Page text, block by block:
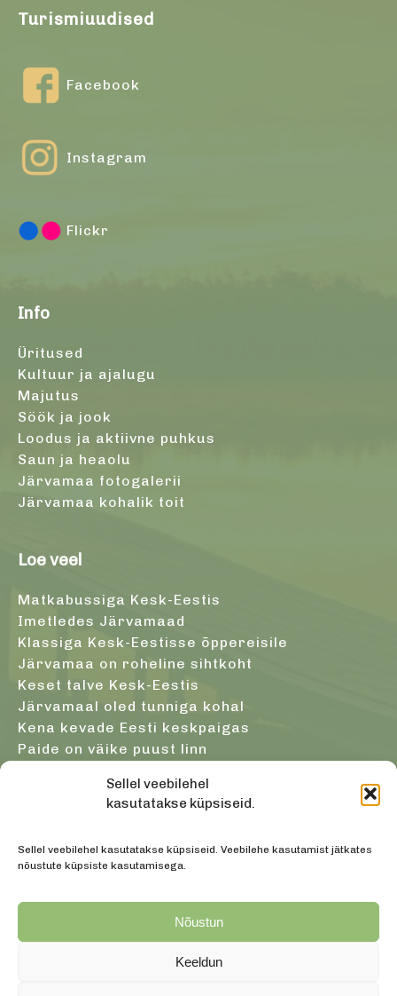
Sellel veebilehel
kasutatakse küpsiseid.
Sellel veebilehel kasutatakse küpsiseid. Veebilehe kasutamist jätkates
nõustute küpsiste kasutamisega.
Nõustun
Keeldun
Turismiuudised
Facebook
Instagram
Flickr
Info
Üritused
Kultuur ja ajalugu
Majutus
Söök ja jook
Loodus ja aktiivne puhkus
Saun ja heaolu
Järvamaa fotogalerii
Järvamaa kohalik toit
Loe veel
Matkabussiga Kesk-Eestis
Imetledes Järvamaad
Klassiga Kesk-Eestisse õppereisile
Järvamaa on roheline sihtkoht
Keset talve Kesk-Eestis
Järvamaal oled tunniga kohal
Kena kevade Eesti keskpaigas
Paide on väike puust linn
Sügis Järvamaa südames
Saunast tulles oled terve ja noor
Turismiinfot saab helistades esmaspäevast reedeni